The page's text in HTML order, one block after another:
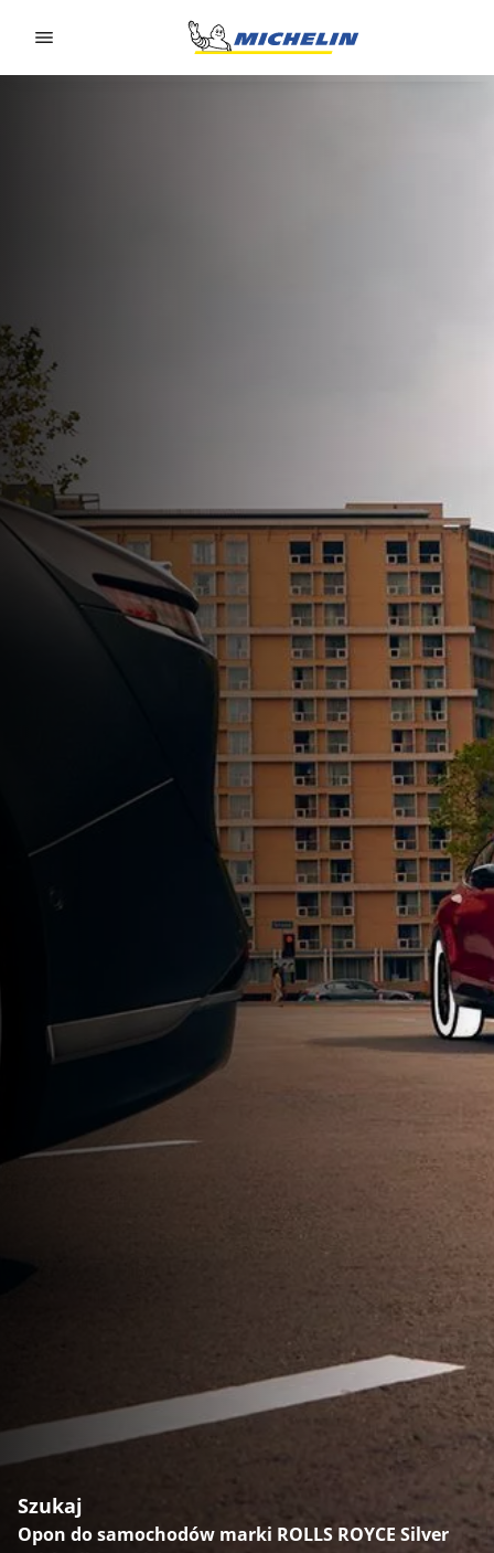
Szukaj
Opon do samochodów marki ROLLS ROYCE Silver